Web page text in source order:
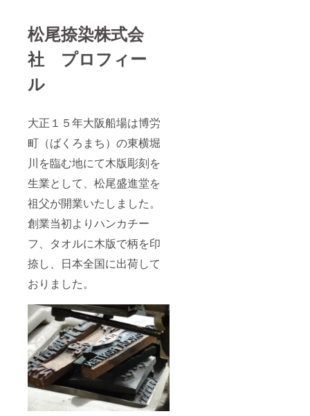
松尾捺染株式会
社 プロフィー
ル
大正１５年大阪船場は博労
町（ばくろまち）の東横堀
川を臨む地にて木版彫刻を
生業として、松尾盛進堂を
祖父が開業いたしました。
創業当初よりハンカチー
フ、タオルに木版で柄を印
捺し、日本全国に出荷して
おりました。